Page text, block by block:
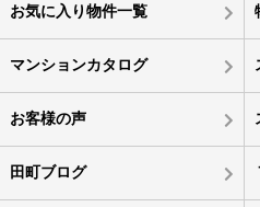
お気に入り物件一覧
マンションカタログ
お客様の声
田町ブログ